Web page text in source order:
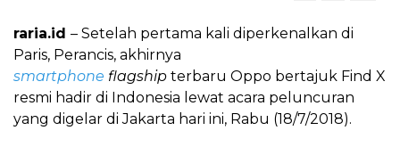
raria.id – Setelah pertama kali diperkenalkan di
Paris, Perancis, akhirnya
smartphone flagship terbaru Oppo bertajuk Find X
resmi hadir di Indonesia lewat acara peluncuran
yang digelar di Jakarta hari ini, Rabu (18/7/2018).